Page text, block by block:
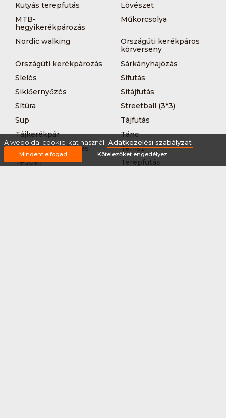
Kutyás terepfutás
Lövészet
MTB-
hegyikerékpározás
Műkorcsolya
Nordic walking
Országúti kerékpáros
körverseny
Országúti kerékpározás
Sárkányhajózás
Síelés
Sífutás
Siklőernyőzés
Sítájfutás
Sítúra
Streetball (3*3)
Sup
Tájfutás
Tájkerékpár
Tánc
Teljesítménytúrázás
Tenisz
Teqball
Terepfutás
A weboldal cookie-kat használ. Adatkezelési szabályzat
Mindent elfogad Kötelezőket engedélyez